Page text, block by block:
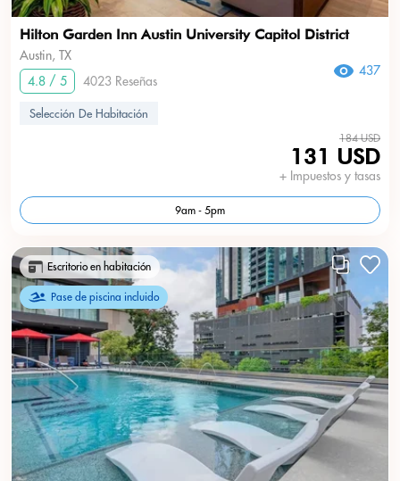
Hilton Garden Inn Austin University Capitol District
Austin, TX
4.8 / 5
4023 Reseñas
437
Selección De Habitación
184 USD
131 USD
+ Impuestos y tasas
9am - 5pm
Escritorio en habitación
Pase de piscina incluido